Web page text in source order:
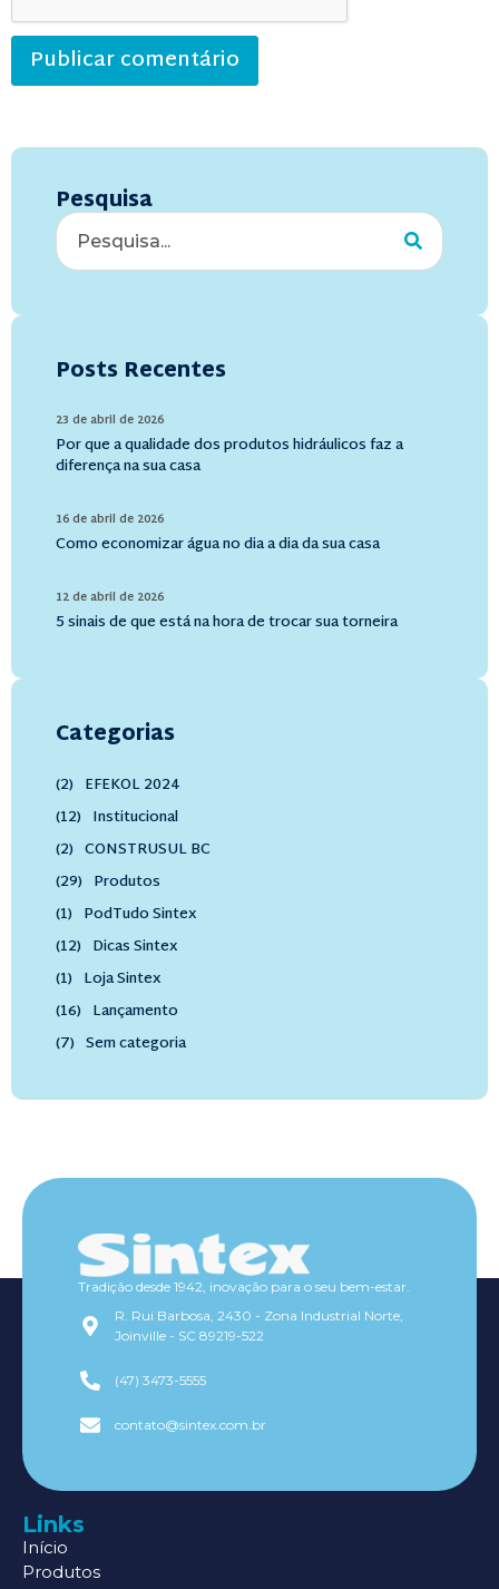
Pesquisa
Posts Recentes
Por que a qualidade dos produtos hidráulicos faz a
diferença na sua casa
23 de abril de 2026
Como economizar água no dia a dia da sua casa
16 de abril de 2026
5 sinais de que está na hora de trocar sua torneira
12 de abril de 2026
Categorias
EFEKOL 2024
(2)
Institucional
(12)
CONSTRUSUL BC
(2)
Produtos
(29)
PodTudo Sintex
(1)
Dicas Sintex
(12)
Loja Sintex
(1)
Lançamento
(16)
Sem categoria
(7)
Tradição desde 1942, inovação para o seu bem-estar.
R. Rui Barbosa, 2430 - Zona Industrial Norte,
Joinville - SC 89219-522
(47) 3473-5555
contato@sintex.com.br
Links
Início
Produtos